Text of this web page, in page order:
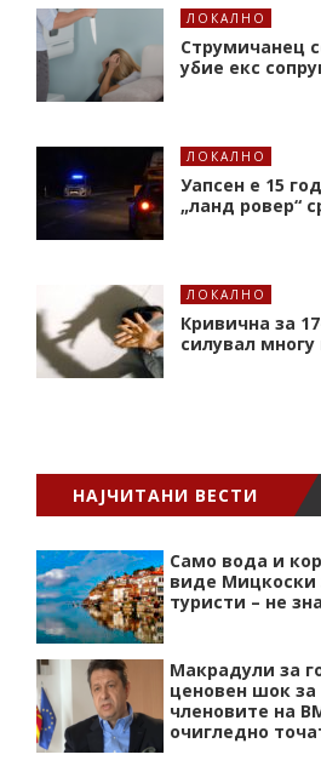
ЛОКАЛНО
Струмичанец
убие екс
ЛОКАЛНО
Уапсен е 15
„ланд ровер“
ЛОКАЛНО
Кривична за
силувал
НАЈЧИТАНИ ВЕСТИ
Само вода и
виде Мицкоски
туристи – не
Макрадули за
ценовен шок за
членовите на
очигледно